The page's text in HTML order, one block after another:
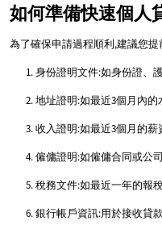
如何準備快速個人
為了確保申請過程順利,建議您
身份證明文件:如身份證、
地址證明:如最近3個月內的
收入證明:如最近3個月的薪
僱傭證明:如僱傭合同或公
稅務文件:如最近一年的報
銀行帳戶資訊:用於接收貸